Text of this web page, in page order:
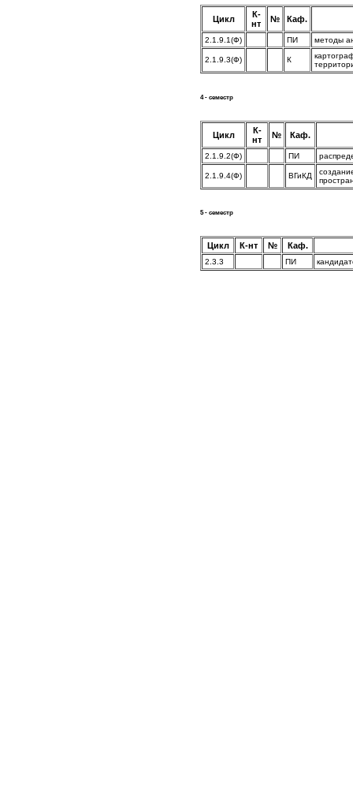
Цикл
К-
нт
№ Каф.
2.1.9.1(Ф) ПИ методы
2.1.9.3(Ф) К
4 - семестр
Цикл
К-
нт
№ Каф.
2.1.9.2(Ф) ПИ
2.1.9.4(Ф) ВГиКД
5 - семестр
Цикл К-нт № Каф.
2.3.3 ПИ